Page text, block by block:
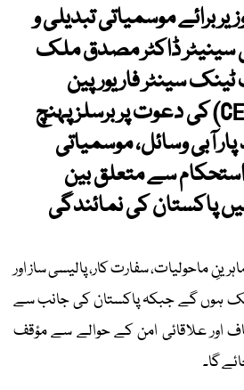
برائے موسمیاتی تبدیلی و
سینیٹر ڈاکٹر مصدق ملک
سینٹر فار یورپین
پالیسی اسٹڈیز (CEPS) کی دعوت پر برسلز پہنچ
آبی وسائل، موسمیاتی
استحکام سے متعلق بین
پاکستان کی نمائندگی
ماحولیات، سفارت کار، پالیسی ساز اور
ہوں گے جبکہ پاکستان کی جانب سے
اور علاقائی امن کے حوالے سے مؤقف
گا۔